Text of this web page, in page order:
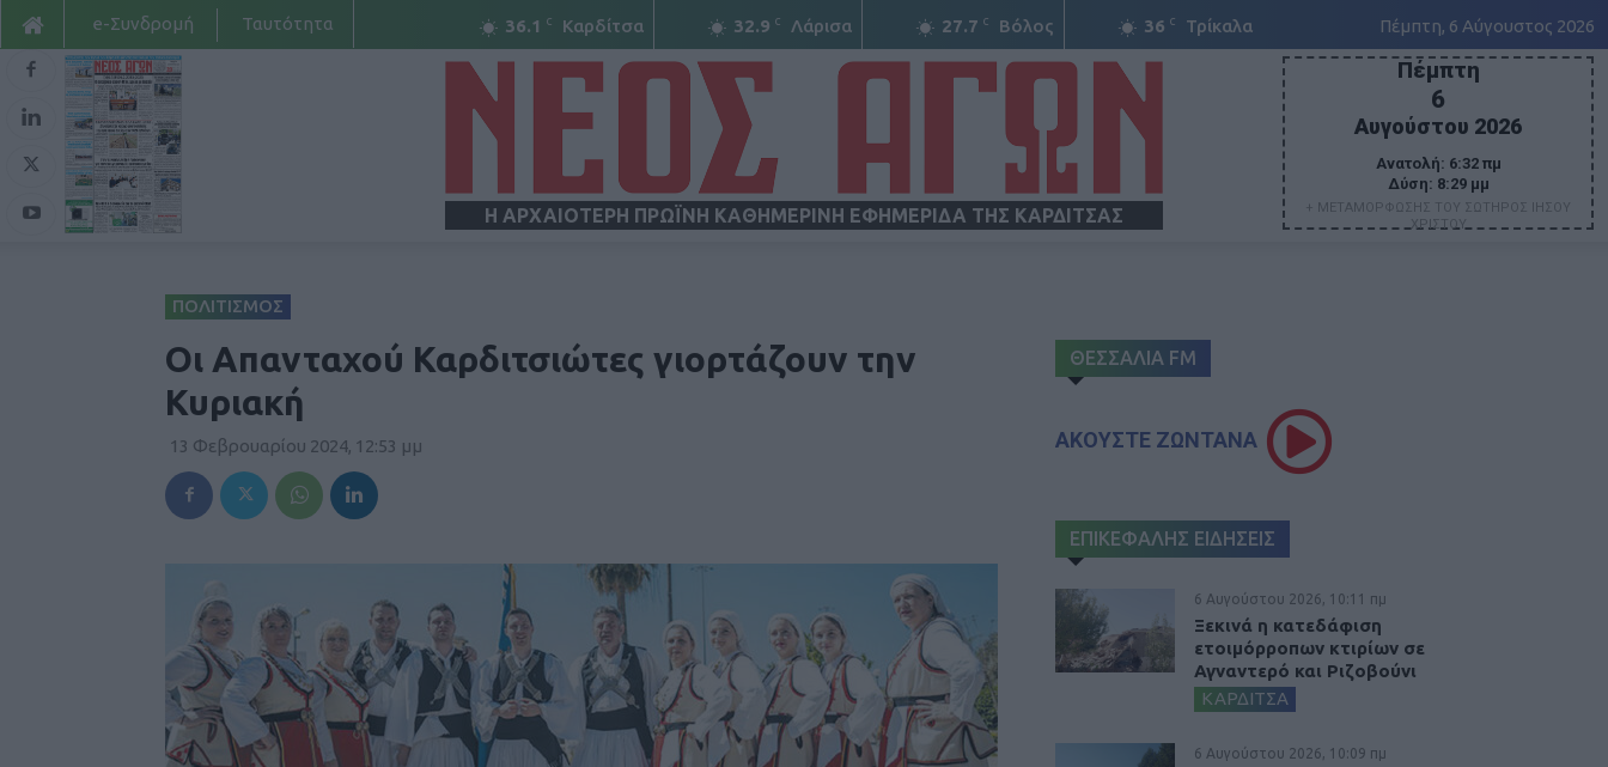
36.1 C Καρδίτσα 32.9 C Λάρισα 27.7 C Βόλος 36 C Τρίκαλα Πέμπτη, 6 Αύγουστος 2026
e-Συνδρομή Ταυτότητα
Η ΑΡΧΑΙΟΤΕΡΗ ΠΡΩΪΝΗ ΚΑΘΗΜΕΡΙΝΗ ΕΦΗΜΕΡΙΔΑ ΤΗΣ ΚΑΡΔΙΤΣΑΣ
Πέμπτη
6
Αυγούστου 2026
Ανατολή: 6:32 πμ
Δύση: 8:29 μμ
+ ΜΕΤΑΜΟΡΦΩΣΗΣ ΤΟΥ ΣΩΤΗΡΟΣ ΙΗΣΟΥ
ΧΡΙΣΤΟΥ
ΠΟΛΙΤΙΣΜΟΣ
Οι Απανταχού Καρδιτσιώτες γιορτάζουν την
Κυριακή
13 Φεβρουαρίου 2024, 12:53 μμ
ΘΕΣΣΑΛΙΑ FM
ΑΚΟΥΣΤΕ ΖΩΝΤΑΝΑ
ΕΠΙΚΕΦΑΛΗΣ ΕΙΔΗΣΕΙΣ
6 Αυγούστου 2026, 10:11 πμ
Ξεκινά η κατεδάφιση
ετοιμόρροπων κτιρίων σε
Αγναντερό και Ριζοβούνι
ΚΑΡΔΙΤΣΑ
6 Αυγούστου 2026, 10:09 πμ